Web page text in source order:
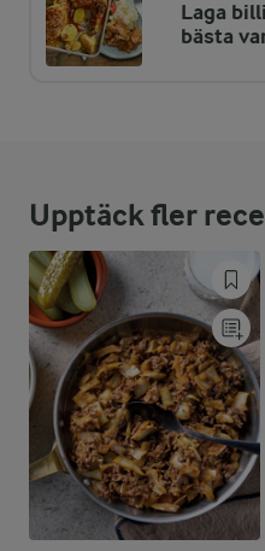
ENERGIDISTRIBUTION
NÄRINGSVÄRDEN PER
Fett:
22,2 %
5,4 g
Kolhydrater:
70,2 %
37,1 g
Laga
bästa
Upptäck fler